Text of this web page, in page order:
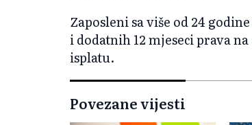
Zaposleni sa više od 24
i dodatnih 12 mjeseci prava
isplatu.
Povezane vijesti